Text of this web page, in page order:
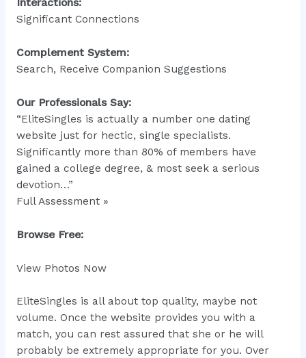
Interactions:
Significant Connections
Complement System:
Search, Receive Companion Suggestions
Our Professionals Say:
“EliteSingles is actually a number one dating
website just for hectic, single specialists.
Significantly more than 80% of members have
gained a college degree, & most seek a serious
devotion…”
Full Assessment »
Browse Free:
View Photos Now
EliteSingles is all about top quality, maybe not
volume. Once the website provides you with a
match, you can rest assured that she or he will
probably be extremely appropriate for you. Over